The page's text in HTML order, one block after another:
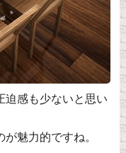
迫感も少ないと思い
魅力的ですね。